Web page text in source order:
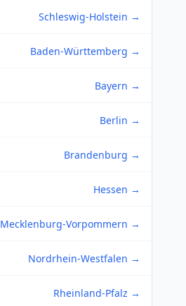
Schleswig-Holstein →
Baden-Württemberg →
Bayern →
Berlin →
Brandenburg →
Hessen →
Mecklenburg-Vorpommern →
Nordrhein-Westfalen →
Rheinland-Pfalz →